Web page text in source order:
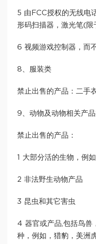
5 由FCC授权的无线电
形码扫描器，激光笔(
6 视频游戏控制器，而
8、服装类
禁止出售的产品：二手
9、动物及动物相关产
禁止出售的产品：
1 大部分活的生物，例
2 非法野生动物产品
3 昆虫和其它害虫
4 器官或产品,包括鸟兽
种，例如，猎豹，美洲